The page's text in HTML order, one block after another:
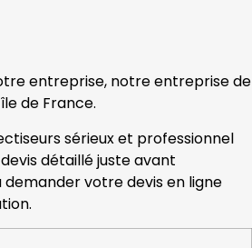
entreprise, notre entreprise de
de France.
sérieux et professionnel
détaillé juste avant
demander votre devis en ligne